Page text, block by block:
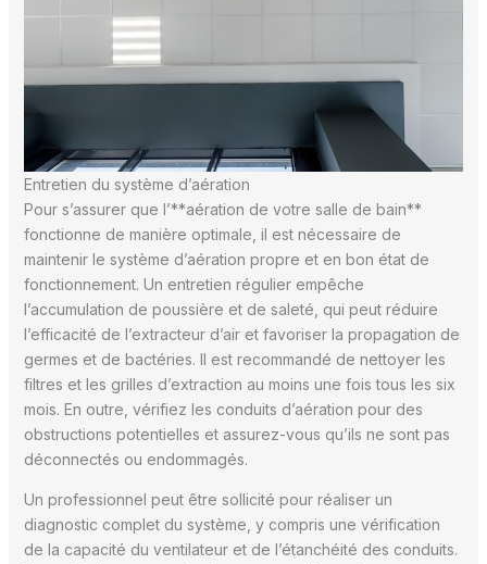
Entretien du système d’aération
Pour s’assurer que l’**aération de votre salle de bain**
fonctionne de manière optimale, il est nécessaire de
maintenir le système d’aération propre et en bon état de
fonctionnement. Un entretien régulier empêche
l’accumulation de poussière et de saleté, qui peut réduire
l’efficacité de l’extracteur d’air et favoriser la propagation de
germes et de bactéries. Il est recommandé de nettoyer les
filtres et les grilles d’extraction au moins une fois tous les six
mois. En outre, vérifiez les conduits d’aération pour des
obstructions potentielles et assurez-vous qu’ils ne sont pas
déconnectés ou endommagés.
Un professionnel peut être sollicité pour réaliser un
diagnostic complet du système, y compris une vérification
de la capacité du ventilateur et de l’étanchéité des conduits.